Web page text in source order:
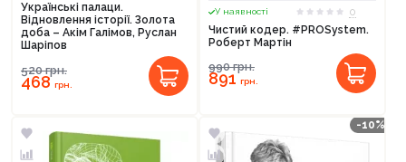
Українські палаци.
Відновлення історії. Золота
доба – Акім Галімов, Руслан
Шаріпов
520грн.
468 грн.
У наявності
0
Чистий кодер. #PROSystem.
Роберт Мартін
990грн.
891грн.
-10%